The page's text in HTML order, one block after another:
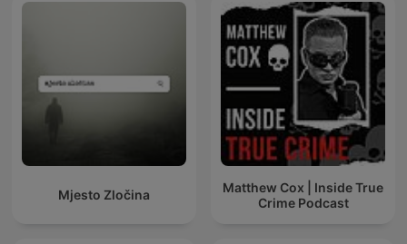
Mjesto Zločina
Matthew Cox | Inside True
Crime Podcast